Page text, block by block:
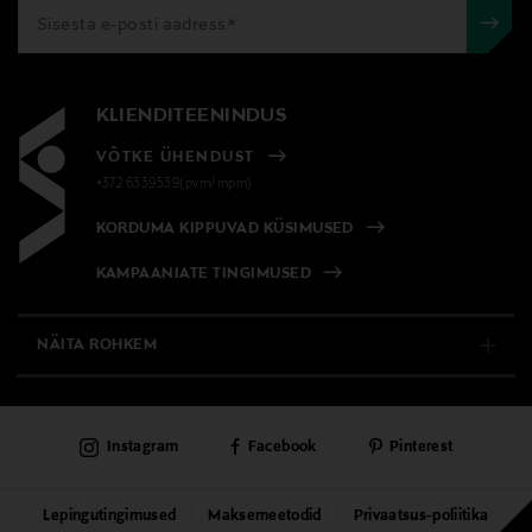
KLIENDITEENINDUS
VÕTKE ÜHENDUST
+372 6339539(pvm/mpm)
KORDUMA KIPPUVAD KÜSIMUSED
KAMPAANIATE TINGIMUSED
NÄITA ROHKEM
PÜSIKLIENDITEENINDUS
KAUBAMAJAD
Lepingutingimused Maksemeetodid Privaatsus-poliitika
Instagram Facebook Pinterest